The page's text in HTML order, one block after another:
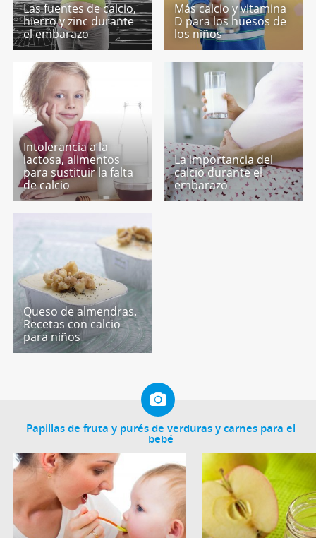
Las fuentes de calcio,
hierro y zinc durante
el embarazo
Más calcio y vitamina
D para los huesos de
los niños
Intolerancia a la
lactosa, alimentos
para sustituir la falta
de calcio
La importancia del
calcio durante el
embarazo
Queso de almendras.
Recetas con calcio
para niños
Papillas de fruta y purés de verduras y carnes para el
bebé